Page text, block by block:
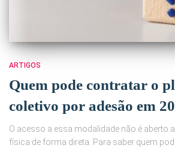
ARTIGOS
Quem pode contratar o
coletivo por adesão em
O acesso a essa modalidade não é aberto
física de forma direta. Para saber quem